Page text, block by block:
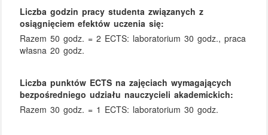
Liczba godzin pracy studenta związanych z
osiągnięciem efektów uczenia się:
Razem 50 godz. = 2 ECTS: laboratorium 30 godz., praca
własna 20 godz.
Liczba punktów ECTS na zajęciach wymagających
bezpośredniego udziału nauczycieli akademickich:
Razem 30 godz. = 1 ECTS: laboratorium 30 godz.